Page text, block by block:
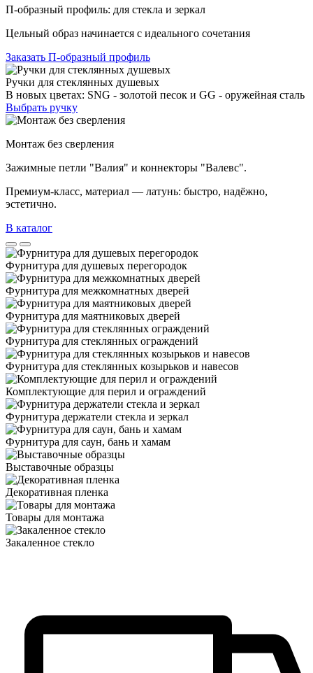
П-образный профиль: для стекла и зеркал
Цельный образ начинается с идеального сочетания
Заказать П-образный профиль
Ручки для стеклянных душевых
В новых цветах: SNG - золотой песок и GG - оружейная сталь
Выбрать ручку
Монтаж без сверления
Зажимные петли "Валия" и коннекторы "Валевс".
Премиум‑класс, материал — латунь: быстро, надёжно,
эстетично.
В каталог
Фурнитура для душевых перегородок
Фурнитура для межкомнатных дверей
Фурнитура для маятниковых дверей
Фурнитура для стеклянных ограждений
Фурнитура для стеклянных козырьков и навесов
Комплектующие для перил и ограждений
Фурнитура держатели стекла и зеркал
Фурнитура для саун, бань и хамам
Выставочные образцы
Декоративная пленка
Товары для монтажа
Закаленное стекло